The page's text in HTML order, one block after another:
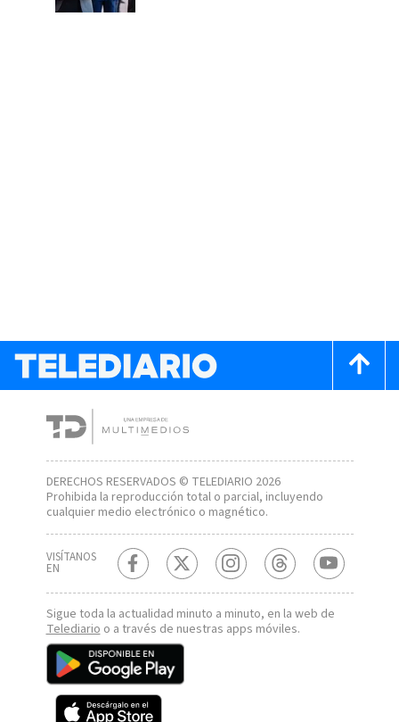
DERECHOS RESERVADOS © TELEDIARIO 2026
Prohibida la reproducción total o parcial, incluyendo
cualquier medio electrónico o magnético.
VISÍTANOS
EN
Sigue toda la actualidad minuto a minuto, en la web de
Telediario o a través de nuestras apps móviles.